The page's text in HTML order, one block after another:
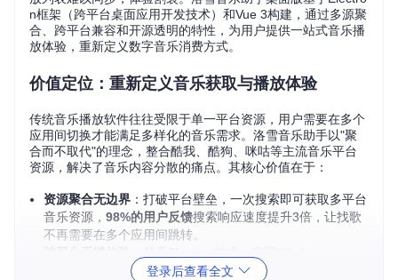
n框架（跨平台桌面应用开发技术）和Vue 3构建，通过多源聚
合、跨平台兼容和开源透明的特性，为用户提供一站式音乐播
放体验，重新定义数字音乐消费方式。
价值定位：重新定义音乐获取与播放体验
传统音乐播放软件往往受限于单一平台资源，用户需要在多个
应用间切换才能满足多样化的音乐需求。洛雪音乐助手以"聚
合而不取代"的理念，整合酷我、酷狗、咪咕等主流音乐平台
资源，解决了音乐内容分散的痛点。其核心价值在于：
资源聚合无边界 ：打破平台壁垒，一次搜索即可获取多平台
音乐资源， 98%的用户反馈搜索响应速度提升3倍，让找歌
不再需要在多个应用间跳转。
OS和Linux三大操作系统的完美适配，用户在不同设备上都
登录后查看全文